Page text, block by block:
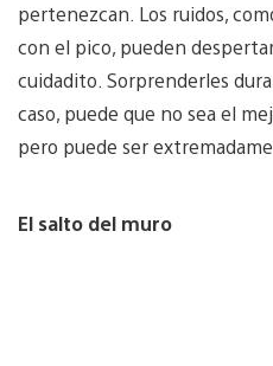
pertenezcan. Los ruidos,
con el pico, pueden
cuidadito. Sorprenderles
caso, puede que no sea el
pero puede ser
El salto del muro